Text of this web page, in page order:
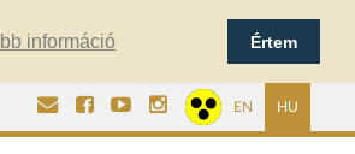
információ Értem
EN HU